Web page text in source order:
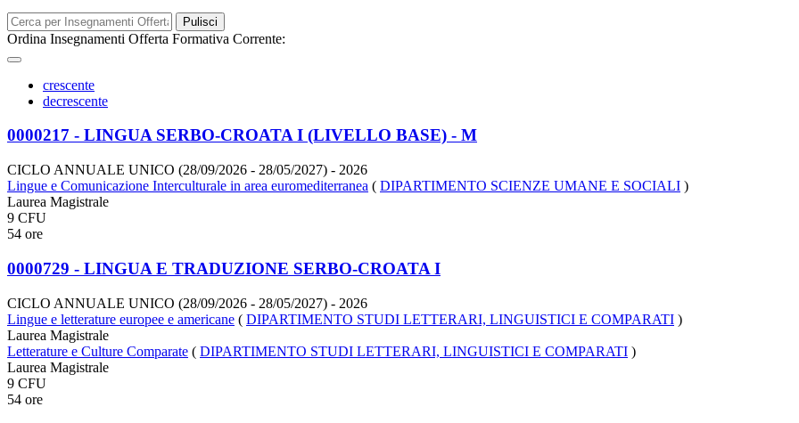
Pulisci
Ordina Insegnamenti Offerta Formativa Corrente:
crescente
decrescente
0000217 - LINGUA SERBO-CROATA I (LIVELLO BASE) - M
CICLO ANNUALE UNICO (28/09/2026 - 28/05/2027) - 2026
Lingue e Comunicazione Interculturale in area euromediterranea ( DIPARTIMENTO SCIENZE UMANE E SOCIALI )
Laurea Magistrale
9 CFU
54 ore
0000729 - LINGUA E TRADUZIONE SERBO-CROATA I
CICLO ANNUALE UNICO (28/09/2026 - 28/05/2027) - 2026
Lingue e letterature europee e americane ( DIPARTIMENTO STUDI LETTERARI, LINGUISTICI E COMPARATI )
Laurea Magistrale
Letterature e Culture Comparate ( DIPARTIMENTO STUDI LETTERARI, LINGUISTICI E COMPARATI )
Laurea Magistrale
9 CFU
54 ore